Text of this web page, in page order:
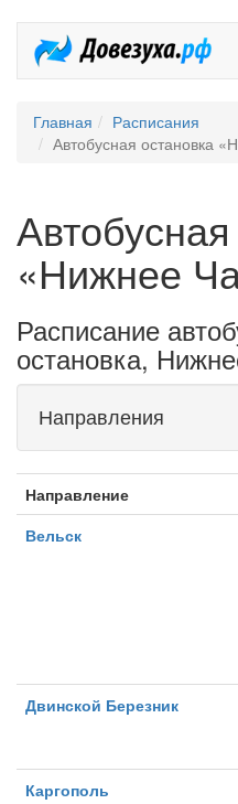
Главная
Расписания
Автобусная остановка
«Нижнее
Расписание
остановка,
Направления
Направление
Вельск
Двинской Березник
Каргополь